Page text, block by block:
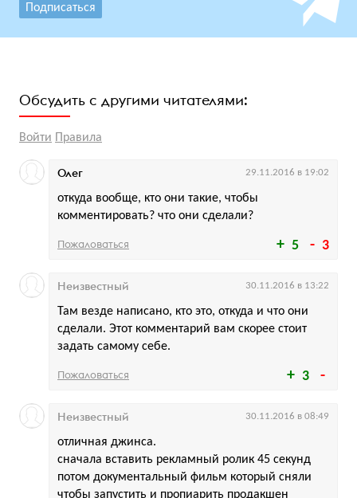
Подписаться
Обсудить с другими читателями:
Войти Правила
5 3
откуда вообще, кто они такие, чтобы
комментировать? что они сделали?
Олег 29.11.2016 в 19:02
Пожаловаться
3
Там везде написано, кто это, откуда и что они
сделали. Этот комментарий вам скорее стоит
задать самому себе.
Неизвестный 30.11.2016 в 13:22
Пожаловаться
отличная джинса.
сначала вставить рекламный ролик 45 секунд
потом документальный фильм который сняли
чтобы запустить и пропиарить продакшен
Неизвестный 30.11.2016 в 08:49